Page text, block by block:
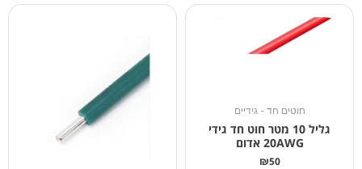
חוטים חד - גידיים
גליל 10 מטר חוט חד גידי
20AWG אדום
₪50